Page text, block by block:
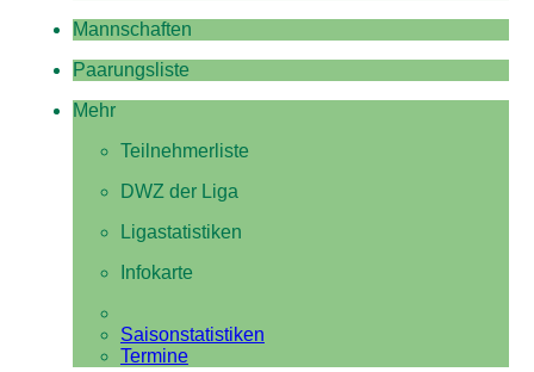
Mannschaften
Paarungsliste
Mehr
Teilnehmerliste
DWZ der Liga
Ligastatistiken
Infokarte
Saisonstatistiken
Termine